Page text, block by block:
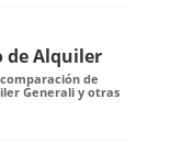
de Alquiler
de
Generali y otras